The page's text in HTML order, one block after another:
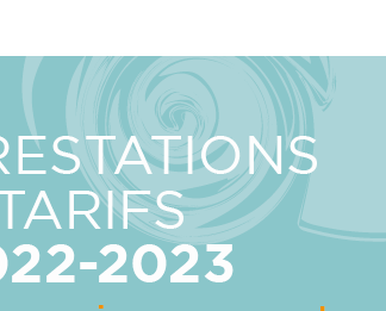
et
récente
et
:
Le massage
d’inspiration
ayurvédique (Abhyanga)
Shankprakshalana,
hydrothérapie du
tube digestif